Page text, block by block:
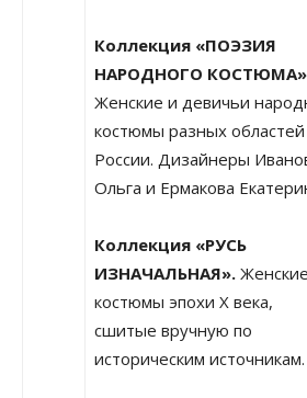
Коллекция «ПОЭЗИЯ
НАРОДНОГО
Женские и девичьи
костюмы разных областей
России. Дизайнеры
Ольга и Ермакова
Коллекция «РУСЬ
ИЗНАЧАЛЬНАЯ». Женские
костюмы эпохи Х века,
сшитые вручную по
историческим источникам.